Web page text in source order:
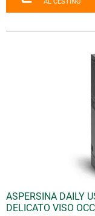
ASPERSINA DAILY
DELICATO VISO